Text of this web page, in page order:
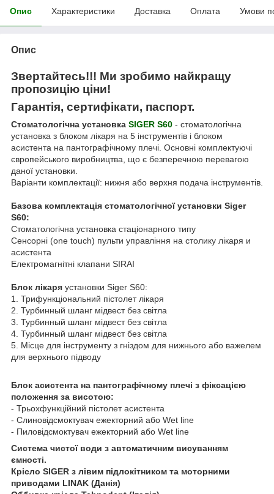
Опис Характеристики Доставка Оплата Умови
Опис
Звертайтесь!!! Ми зробимо найкращу
пропозицію ціни!
Гарантія, сертифікати, паспорт.
Стоматологічна установка SIGER S60 - стоматологічна
установка з блоком лікаря на 5 інструментів і блоком
асистента на пантографічному плечі. Основні комплектуючі
європейського виробництва, що є безперечною перевагою
даної установки.
Варіанти комплектації: нижня або верхня подача інструментів.
Базова комплектація стоматологічної установки Siger
S60:
Стоматологічна установка стаціонарного типу
Сенсорні (one touch) пульти управління на столику лікаря и
асистента
Електромагнітні клапани SIRAI
Блок лікаря установки Siger S60:
1. Трифункціональний пістолет лікаря
2. Турбинный шланг мідвест без світла
3. Турбинный шланг мідвест без світла
4. Турбинный шланг мідвест без світла
5. Місце для інструменту з гніздом для нижнього або важелем
для верхнього підводу
Блок асистента на пантографічному плечі з фіксацією
положення за висотою:
- Трьохфункційний пістолет асистента
- Слиновідсмоктувач ежекторний або Wet line
- Пиловідсмоктувач ежекторний або Wet line
Система чистої води з автоматичним висуванням
ємності.
Крісло SIGER з лівим підлокітником та моторними
приводами LINAK (Данія)